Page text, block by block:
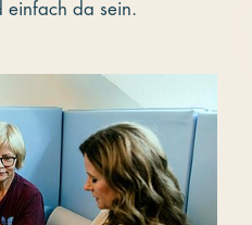
einfach da sein.